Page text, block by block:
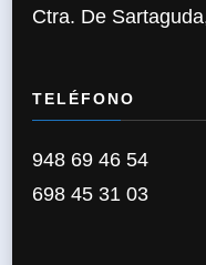
Ctra. De
TELÉFONO
948 69 46 54
698 45 31 03